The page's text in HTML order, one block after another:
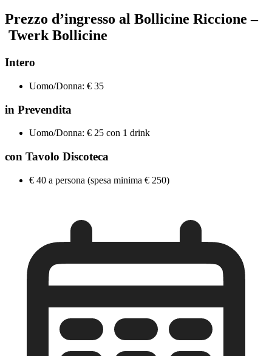
Prezzo d’ingresso al Bollicine Riccione –
Twerk Bollicine
Intero
Uomo/Donna: € 35
in Prevendita
Uomo/Donna: € 25 con 1 drink
con Tavolo Discoteca
€ 40 a persona (spesa minima € 250)